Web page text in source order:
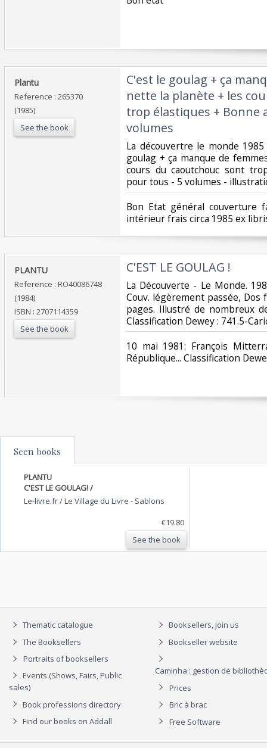
‎Plantu‎
Reference : 265370
(1985)
See the book
‎C'est le goulag + ça
nette la planète + les
trop élastiques + Bonne
volumes‎
‎La découvertre le monde
goulag + ça manque de
cours du caoutchouc sont
pour tous - 5 volumes -
‎Bon Etat général couverture
intérieur frais circa 1985 ex
‎PLANTU‎
Reference : RO40086748
(1984)
ISBN : 2707114359
See the book
‎C'EST LE GOULAG !‎
‎La Découverte - Le Monde.
Couv. légèrement passée,
pages. Illustré de nombreux
Classification Dewey : 741.5-
‎10 mai 1981: François
République... Classification
Seen books
PLANTU
C'EST LE GOULAG! /
Le-livre.fr / Le Village du Livre - Sablons
€19.80
See the book
Thematic catalogue
The Booksellers
Portraits of booksellers
Events (Shows, Fairs, Public
sales)
Book professions directory
Find our books on Addall
Booksellers, join us
Bookseller website
Caminha : gestion de
Prices
Bric à brac
Free Software